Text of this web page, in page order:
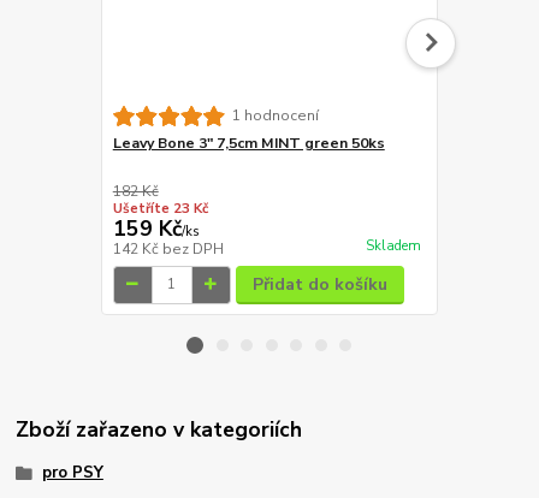
1 hodnocení
Leavy Bone 3" 7,5cm MINT green 50ks
182 Kč
Ušetříte 23 Kč
159 Kč/ks
142 Kč bez DPH Skladem
Přidat do košíku
Zboží zařazeno v kategoriích
pro PSY